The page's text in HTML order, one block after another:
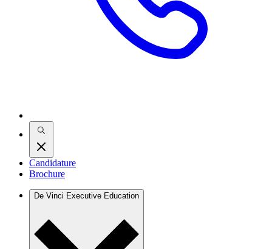
Candidature
Brochure
De Vinci Executive Education